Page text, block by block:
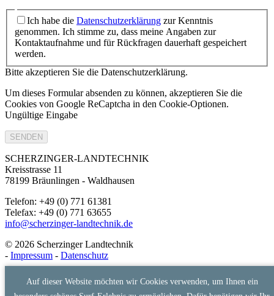
Ich habe die Datenschutzerklärung zur Kenntnis
genommen. Ich stimme zu, dass meine Angaben zur
Kontaktaufnahme und für Rückfragen dauerhaft gespeichert
werden.
Bitte akzeptieren Sie die Datenschutzerklärung.
Um dieses Formular absenden zu können, akzeptieren Sie die
Cookies von Google ReCaptcha in den Cookie-Optionen.
Ungültige Eingabe
SENDEN
SCHERZINGER-LANDTECHNIK
Kreisstrasse 11
78199 Bräunlingen - Waldhausen
Telefon: +49 (0) 771 61381
Telefax: +49 (0) 771 63655
info@scherzinger-landtechnik.de
© 2026 Scherzinger Landtechnik
- Impressum - Datenschutz
Auf dieser Website möchten wir Cookies verwenden, um Ihnen ein